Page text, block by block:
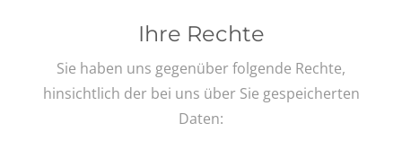
Ihre Rechte
Sie haben uns gegenüber folgende Rechte,
hinsichtlich der bei uns über Sie gespeicherten
Daten: